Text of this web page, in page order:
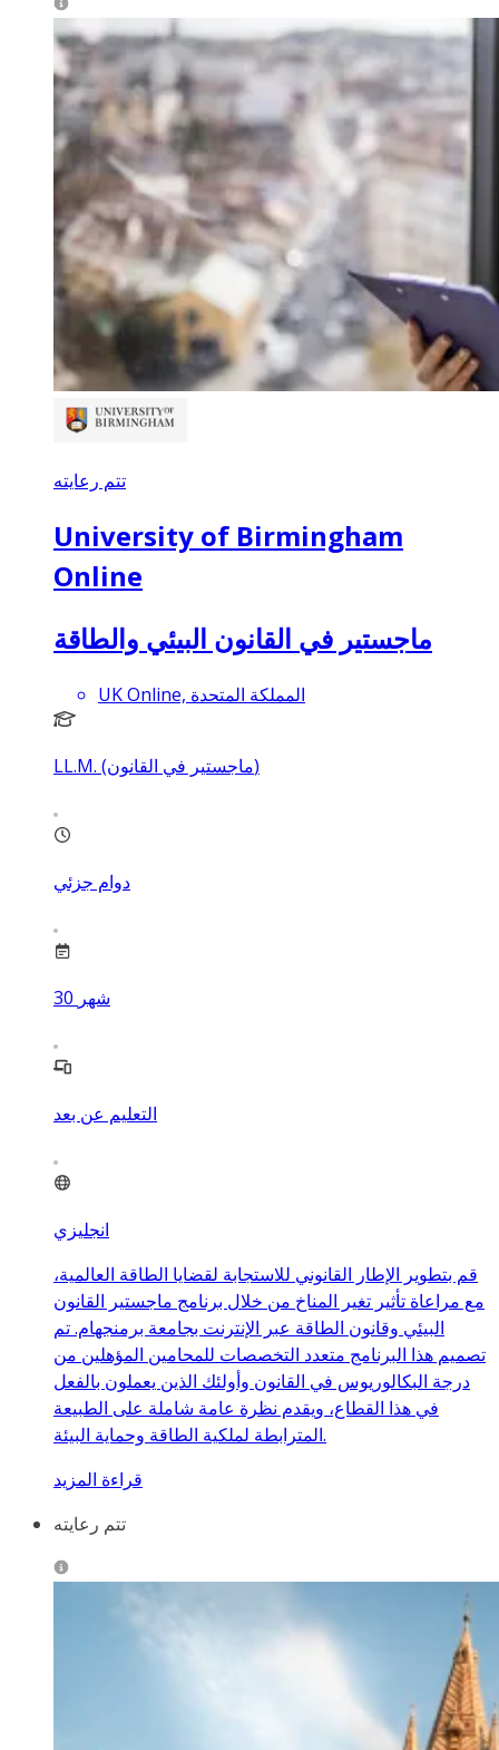
تتم رعايته
University of Birmingham
Online
ماجستير في القانون البيئي والطاقة
UK Online, المملكة المتحدة
LL.M. (ماجستير في القانون)
دوام جزئي
30 شهر
التعليم عن بعد
انجليزي
قم بتطوير الإطار القانوني للاستجابة لقضايا الطاقة العالمية،
مع مراعاة تأثير تغير المناخ من خلال برنامج ماجستير القانون
البيئي وقانون الطاقة عبر الإنترنت بجامعة برمنجهام. تم
تصميم هذا البرنامج متعدد التخصصات للمحامين المؤهلين من
درجة البكالوريوس في القانون وأولئك الذين يعملون بالفعل
في هذا القطاع، ويقدم نظرة عامة شاملة على الطبيعة
المترابطة لملكية الطاقة وحماية البيئة.
قراءة المزيد
تتم رعايته